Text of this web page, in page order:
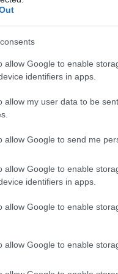
allow Google to enable
identifiers in apps.
allow my user data to be
allow Google to send me
allow Google to enable
identifiers in apps.
allow Google to enable
allow Google to enable
pēdējā
novērš Krievijas
atentātu pret
ražotāju Eiropā
politikai
šim